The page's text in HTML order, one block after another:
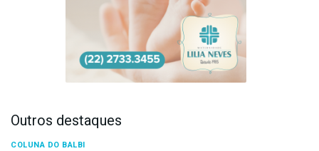
Outros destaques
COLUNA DO BALBI